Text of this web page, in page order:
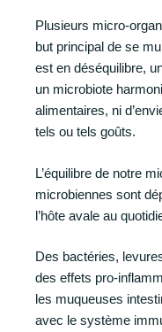
Plusieurs micro-
but principal de se
est en déséquilibre,
un microbiote
alimentaires, ni
tels ou tels goûts.
L’équilibre de notre
microbiennes sont
l’hôte avale au
Des bactéries,
des effets pro-
les muqueuses
avec le système